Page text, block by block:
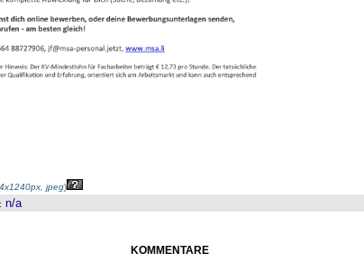
jpeg)
: n/a
KOMMENTARE